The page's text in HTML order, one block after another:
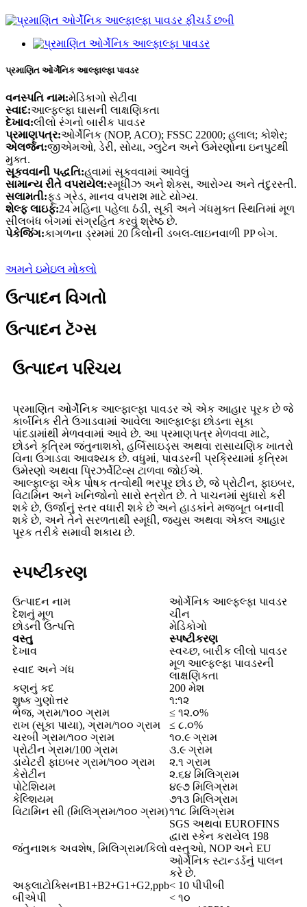
પ્રમાણિત ઓર્ગેનિક આલ્ફાલ્ફા પાવડર
વનસ્પતિ નામ:મેડિકાગો સેટીવા
સ્વાદ:આલ્ફલ્ફા ઘાસની લાક્ષણિકતા
દેખાવ:લીલો રંગનો બારીક પાવડર
પ્રમાણપત્ર:ઓર્ગેનિક (NOP, ACO); FSSC 22000; હલાલ; કોશેર;
એલર્જન:જીએમઓ, ડેરી, સોયા, ગ્લુટેન અને ઉમેરણોના ઇનપુટથી
મુક્ત.
સૂકવવાની પદ્ધતિ:હવામાં સૂકવવામાં આવેલું
સામાન્ય રીતે વપરાયેલ:સ્મૂધીઝ અને શેક્સ, આરોગ્ય અને તંદુરસ્તી.
સલામતી:ફૂડ ગ્રેડ, માનવ વપરાશ માટે યોગ્ય.
શેલ્ફ લાઇફ:24 મહિના પહેલા ઠંડી, સૂકી અને ગંધમુક્ત સ્થિતિમાં મૂળ
સીલબંધ બેગમાં સંગ્રહિત કરવું શ્રેષ્ઠ છે.
પેકેજિંગ:કાગળના ડ્રમમાં 20 કિલોની ડબલ-લાઇનવાળી PP બેગ.
અમને ઇમેઇલ મોકલો
ઉત્પાદન વિગતો
ઉત્પાદન ટૅગ્સ
ઉત્પાદન પરિચય
પ્રમાણિત ઓર્ગેનિક આલ્ફાલ્ફા પાવડર એ એક આહાર પૂરક છે જે
કાર્બનિક રીતે ઉગાડવામાં આવેલા આલ્ફાલ્ફા છોડના સૂકા
પાંદડામાંથી મેળવવામાં આવે છે. આ પ્રમાણપત્ર મેળવવા માટે,
છોડને કૃત્રિમ જંતુનાશકો, હર્બિસાઇડ્સ અથવા રાસાયણિક ખાતરો
વિના ઉગાડવા આવશ્યક છે. વધુમાં, પાવડરની પ્રક્રિયામાં કૃત્રિમ
ઉમેરણો અથવા પ્રિઝર્વેટિવ્સ ટાળવા જોઈએ.
આલ્ફાલ્ફા એક પોષક તત્વોથી ભરપૂર છોડ છે, જે પ્રોટીન, ફાઇબર,
વિટામિન અને ખનિજોનો સારો સ્ત્રોત છે. તે પાચનમાં સુધારો કરી
શકે છે, ઉર્જાનું સ્તર વધારી શકે છે અને હાડકાંને મજબૂત બનાવી
શકે છે, અને તેને સરળતાથી સ્મૂધી, જ્યુસ અથવા એકલ આહાર
પૂરક તરીકે સમાવી શકાય છે.
સ્પષ્ટીકરણ
ઉત્પાદન નામ
ઓર્ગેનિક આલ્ફલ્ફા પાવડર
દેશનું મૂળ
ચીન
છોડની ઉત્પત્તિ
મેડિકોગો
વસ્તુ
સ્પષ્ટીકરણ
દેખાવ
સ્વચ્છ, બારીક લીલો પાવડર
સ્વાદ અને ગંધ
મૂળ આલ્ફલ્ફા પાવડરની
લાક્ષણિકતા
કણનું કદ
200 મેશ
શુષ્ક ગુણોત્તર
૧:૧૨
ભેજ, ગ્રામ/૧૦૦ ગ્રામ
≤ ૧૨.૦%
રાખ (સૂકા પાયા), ગ્રામ/૧૦૦ ગ્રામ
≤ ૮.૦%
ચરબી ગ્રામ/૧૦૦ ગ્રામ
૧૦.૯ ગ્રામ
પ્રોટીન ગ્રામ/100 ગ્રામ
૩.૯ ગ્રામ
ડાયેટરી ફાઇબર ગ્રામ/૧૦૦ ગ્રામ
૨.૧ ગ્રામ
કેરોટીન
૨.૬૪ મિલિગ્રામ
પોટેશિયમ
૪૯૭ મિલિગ્રામ
કેલ્શિયમ
૭૧૩ મિલિગ્રામ
વિટામિન સી (મિલિગ્રામ/૧૦૦ ગ્રામ)૧૧૮ મિલિગ્રામ
જંતુનાશક અવશેષ, મિલિગ્રામ/કિલો
SGS અથવા EUROFINS
દ્વારા સ્કેન કરાયેલ 198
વસ્તુઓ, NOP અને EU
ઓર્ગેનિક સ્ટાન્ડર્ડનું પાલન
કરે છે.
અફલાટોક્સિનB1+B2+G1+G2,ppb< 10 પીપીબી
બીએપી
< ૧૦